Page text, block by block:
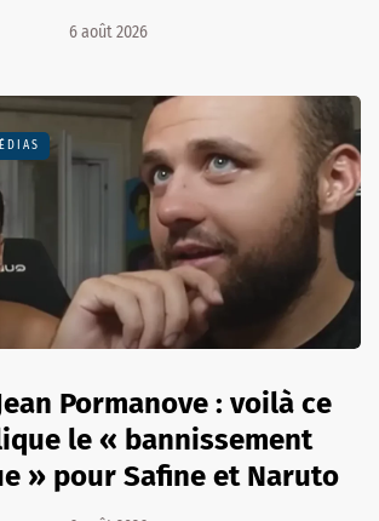
6 août 2026
Pormanove : voilà ce
le « bannissement
» pour Safine et Naruto